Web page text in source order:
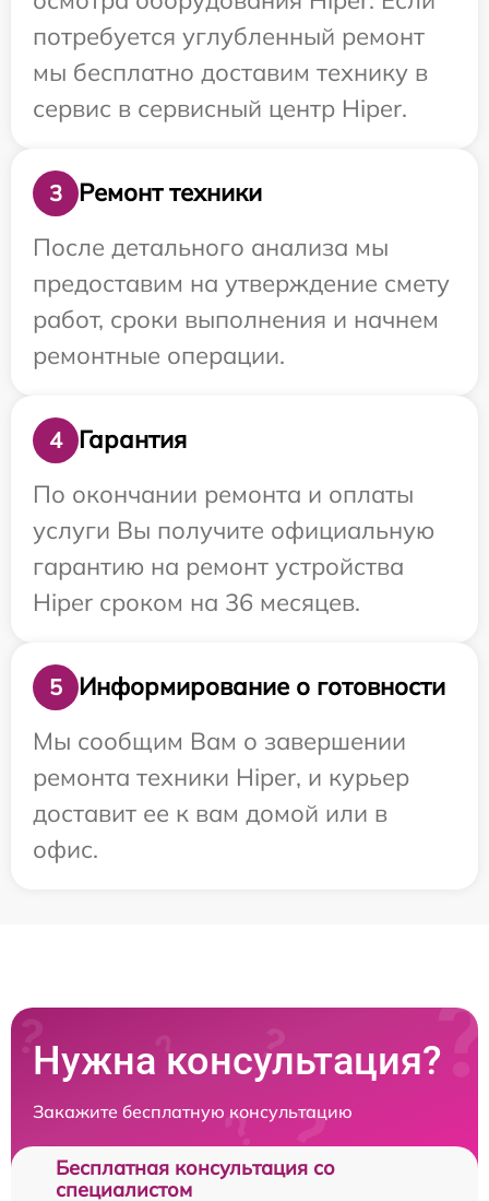
потребуется углубленный ремонт
мы бесплатно доставим технику в
сервис в сервисный центр Hiper.
3
Ремонт техники
После детального анализа мы
предоставим на утверждение смету
работ, сроки выполнения и начнем
ремонтные операции.
4
Гарантия
По окончании ремонта и оплаты
услуги Вы получите официальную
гарантию на ремонт устройства
Hiper сроком на 36 месяцев.
5
Информирование о готовности
Мы сообщим Вам о завершении
ремонта техники Hiper, и курьер
доставит ее к вам домой или в
офис.
Нужна консультация?
Закажите бесплатную консультацию
Бесплатная консультация со
специалистом